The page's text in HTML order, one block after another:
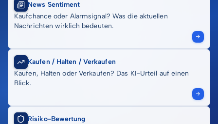
News Sentiment
Kaufchance oder Alarmsignal? Was die aktuellen
Nachrichten wirklich bedeuten.
Kaufen / Halten / Verkaufen
Kaufen, Halten oder Verkaufen? Das KI-Urteil auf einen
Blick.
Risiko-Bewertung